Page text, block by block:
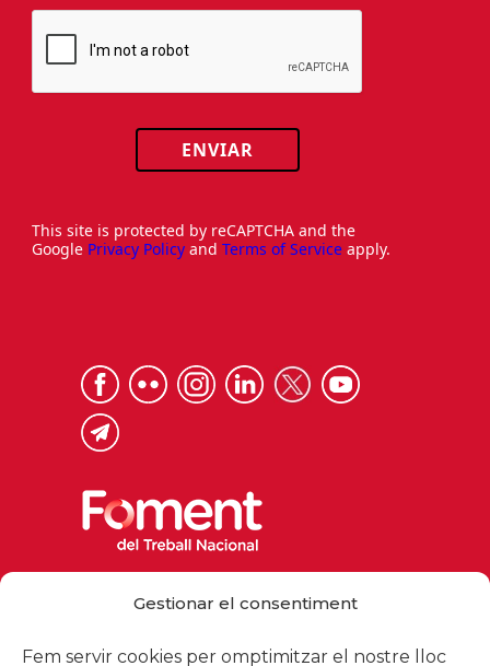
Gestionar el consentiment
Fem servir cookies per omptimitzar el nostre lloc
ENVIAR
This site is protected by reCAPTCHA and the
Google Privacy Policy and Terms of Service apply.
foment@foment.com